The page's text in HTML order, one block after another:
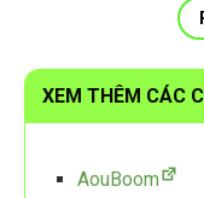
XEM THÊM CÁC
AouBoom